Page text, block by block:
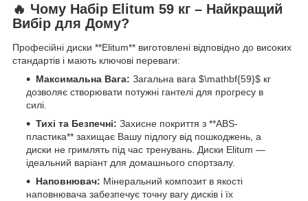
🔥 Чому Набір Elitum 59 кг – Найкращий
Вибір для Дому?
Професійні диски **Elitum** виготовлені відповідно до високих
стандартів і мають ключові переваги:
Максимальна Вага: Загальна вага $\mathbf{59}$ кг
дозволяє створювати потужні гантелі для прогресу в
силі.
Тихі та Безпечні: Захисне покриття з **ABS-
пластика** захищає Вашу підлогу від пошкоджень, а
диски не гримлять під час тренувань. Диски Elitum —
ідеальний варіант для домашнього спортзалу.
Наповнювач: Мінеральний композит в якості
наповнювача забезпечує точну вагу дисків і їх